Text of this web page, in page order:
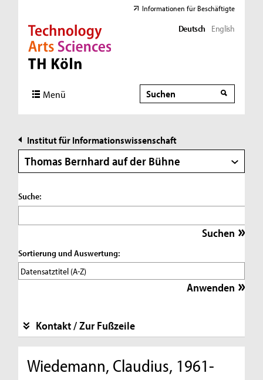
Direkt zur Hauptnavigation
Direkt zur Subnavigation
Direkt zum Inhalt
Direkt zum Fußbereich
Informationen für Beschäftigte
Deutsch English
Menü Suche
Suche
Institut für Informationswissenschaft
Thomas Bernhard auf der Bühne
Suche:
Sortierung und Auswertung:
Kontakt / Zur Fußzeile
Wiedemann, Claudius, 1961-